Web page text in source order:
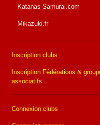
Katanas-Samurai.com
Mikazuki.fr
Inscription clubs
Inscription Fédérations &
associatifs
Connexion clubs